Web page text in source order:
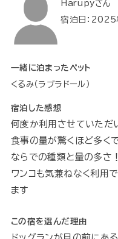
Harupyさん
宿泊日：2025
一緒に泊まったペット
くるみ（ラブラドール）
宿泊した感想
何度か利用させていただ
食事の量が驚くほど多く
ならでの種類と量の多さ
ワンコも気兼ねなく利用
ます
この宿を選んだ理由